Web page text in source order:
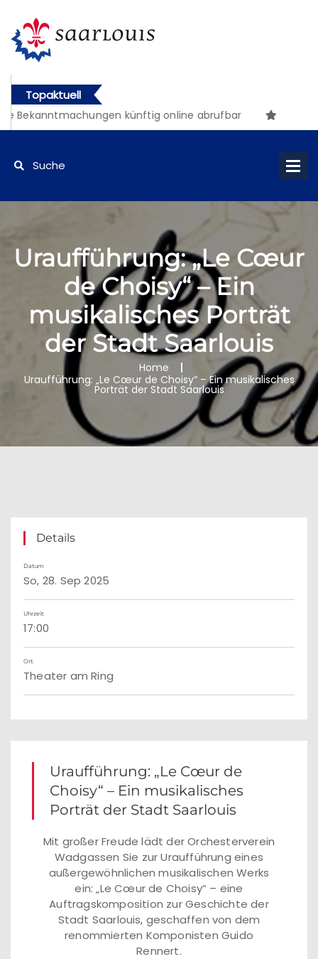
Topaktuell
künftig online abrufbar
Uraufführung: „Le Cœur
de Choisy“ – Ein
musikalisches Porträt
der Stadt Saarlouis
Home
Uraufführung: „Le Cœur de Choisy“ – Ein musikalisches
Porträt der Stadt Saarlouis
Details
Datum
So, 28. Sep 2025
Uhrzeit:
17:00
Ort:
Theater am Ring
Uraufführung: „Le Cœur de
Choisy“ – Ein musikalisches
Porträt der Stadt Saarlouis
Mit großer Freude lädt der Orchesterverein
Wadgassen Sie zur Uraufführung eines
außergewöhnlichen musikalischen Werks
ein: „Le Cœur de Choisy“ – eine
Auftragskomposition zur Geschichte der
Stadt Saarlouis, geschaffen von dem
renommierten Komponisten Guido
Rennert.